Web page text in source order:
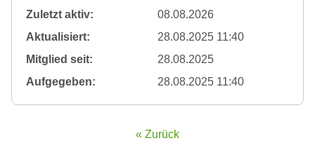
Zuletzt aktiv:
08.08.2026
Aktualisiert:
28.08.2025 11:40
Mitglied seit:
28.08.2025
Aufgegeben:
28.08.2025 11:40
« Zurück